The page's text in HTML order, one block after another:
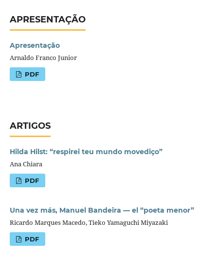
APRESENTAÇÃO
Apresentação
Arnaldo Franco Junior
PDF
ARTIGOS
Hilda Hilst: “respirei teu mundo movediço”
Ana Chiara
PDF
Una vez más, Manuel Bandeira — el “poeta menor”
Ricardo Marques Macedo, Tieko Yamaguchi Miyazaki
PDF